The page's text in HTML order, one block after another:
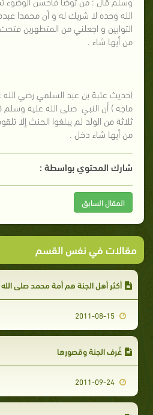
الله وحده لا شريك له و أن محمدا
التوابين و اجعلني من المتطهرين
من أيها شاء . ‌‌
(حديث عتبة بن عبد السلمي رضي الله
ماجه ) أن النبي صلى الله عليه
ثلاثة من الولد لم يبلغوا الحنث إلا
من أيها شاء دخل .
شارك المحتوي بواسطة :
المقال السابق
مقالات في نفس القسم
أكثر أهل الجنة هم أمة محمد صلى
غُرف الجنة وقصورها